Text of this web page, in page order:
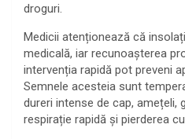
droguri.
Medicii atenționează că
medicală, iar recunoașterea
intervenția rapidă pot preveni
Semnele acesteia sunt
dureri intense de cap, amețeli,
respirație rapidă și pierderea